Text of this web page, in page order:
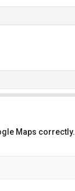
Maps correctly.